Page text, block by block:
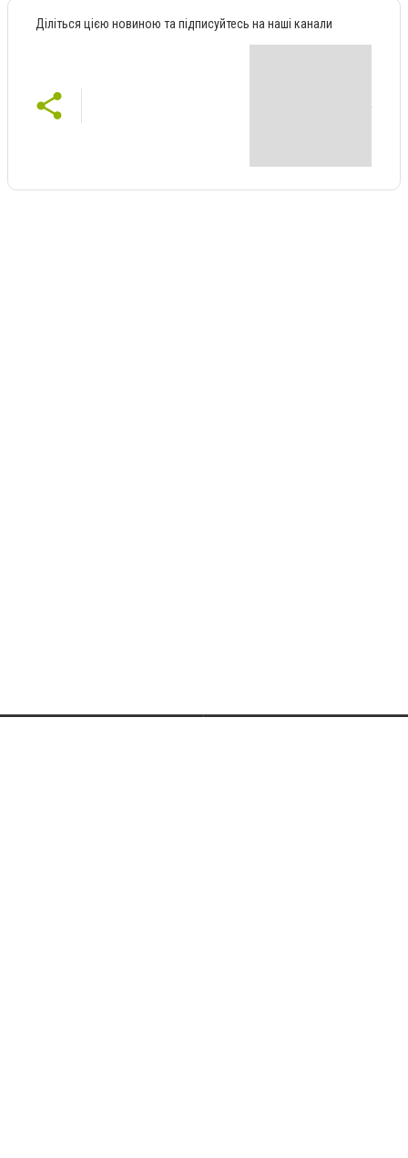
Діліться цією новиною та підписуйтесь на наші канали